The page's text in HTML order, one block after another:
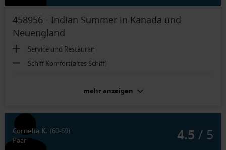
458956 - Indian Summer in Kanada und
Neuengland
Service und Restauran
Schiff Komfort(altes Schiff)
Veranda Suite (Kat. VR):
Zu kleines Badezimmer. Fenster undicht. Schlechte Gerüchte
mehr anzeigen
Cornelia K. (60-69)
Paar
4.5 / 5